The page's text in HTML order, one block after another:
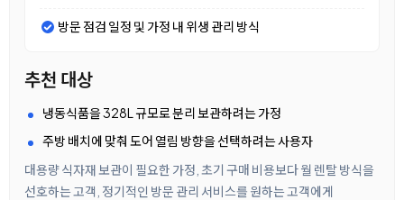
방문 점검 일정 및 가정 내 위생 관리 방식
추천 대상
냉동식품을 328L 규모로 분리 보관하려는 가정
주방 배치에 맞춰 도어 열림 방향을 선택하려는 사용자
대용량 식자재 보관이 필요한 가정, 초기 구매 비용보다 월 렌탈 방식을
선호하는 고객, 정기적인 방문 관리 서비스를 원하는 고객에게